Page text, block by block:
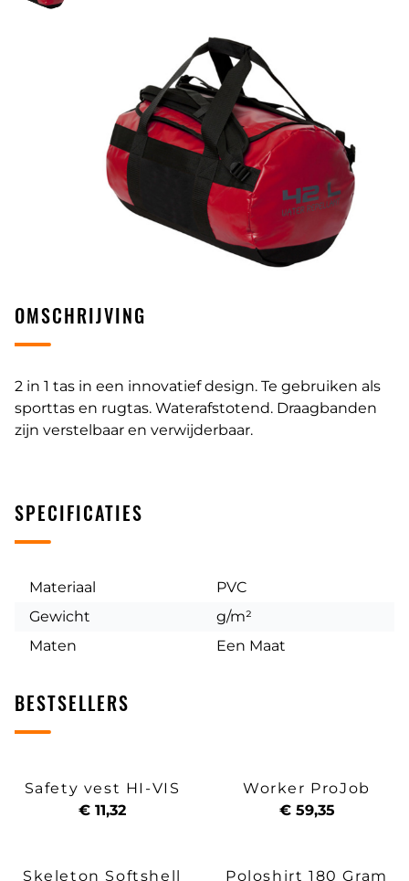
OMSCHRIJVING
2 in 1 tas in een innovatief design. Te gebruiken als
sporttas en rugtas. Waterafstotend. Draagbanden
zijn verstelbaar en verwijderbaar.
SPECIFICATIES
Materiaal
PVC
Gewicht
g/m²
Maten
Een Maat
BESTSELLERS
Safety vest HI-VIS
€ 11,32
Worker ProJob
€ 59,35
Skeleton Softshell
Poloshirt 180 Gram